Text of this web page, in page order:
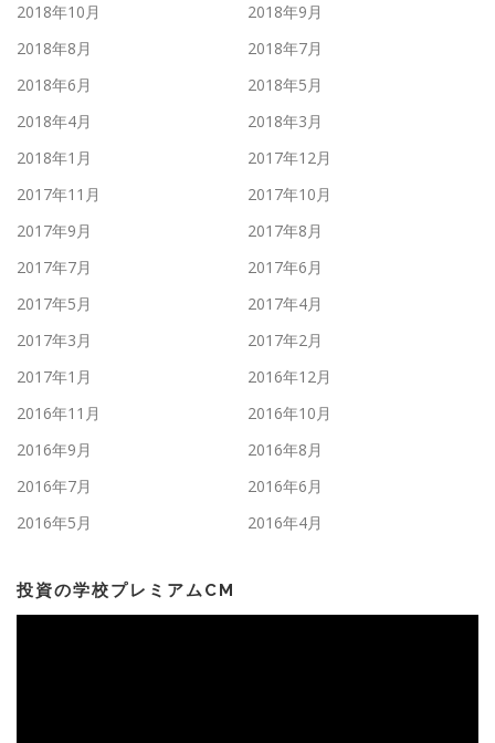
2018年10月
2018年9月
2018年8月
2018年7月
2018年6月
2018年5月
2018年4月
2018年3月
2018年1月
2017年12月
2017年11月
2017年10月
2017年9月
2017年8月
2017年7月
2017年6月
2017年5月
2017年4月
2017年3月
2017年2月
2017年1月
2016年12月
2016年11月
2016年10月
2016年9月
2016年8月
2016年7月
2016年6月
2016年5月
2016年4月
投資の学校プレミアムCM